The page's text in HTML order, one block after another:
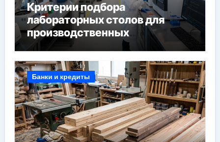
Критерии подбора
лабораторных столов для
производственных
лабораторий
Банки и кредиты